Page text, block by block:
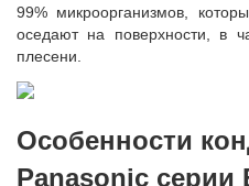
99% микроорганизмов,
оседают на поверхности, в
плесени.
Особенности
Panasonic серии